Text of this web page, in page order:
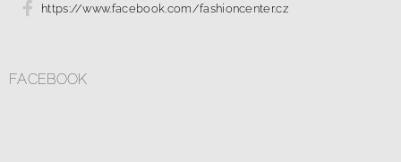
https://www.facebook.com/fashioncenter.cz
FACEBOOK